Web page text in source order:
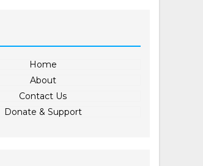
Home
About
Contact Us
Donate & Support